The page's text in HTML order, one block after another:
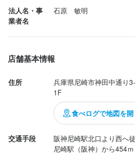
法人名・事
業者名
石原　敏明
店舗基本情報
住所
兵庫県尼崎市神田中通り
1F
食べログで地図を開
交通手段
阪神尼崎駅北口より西へ
尼崎駅（阪神）から454ｍ